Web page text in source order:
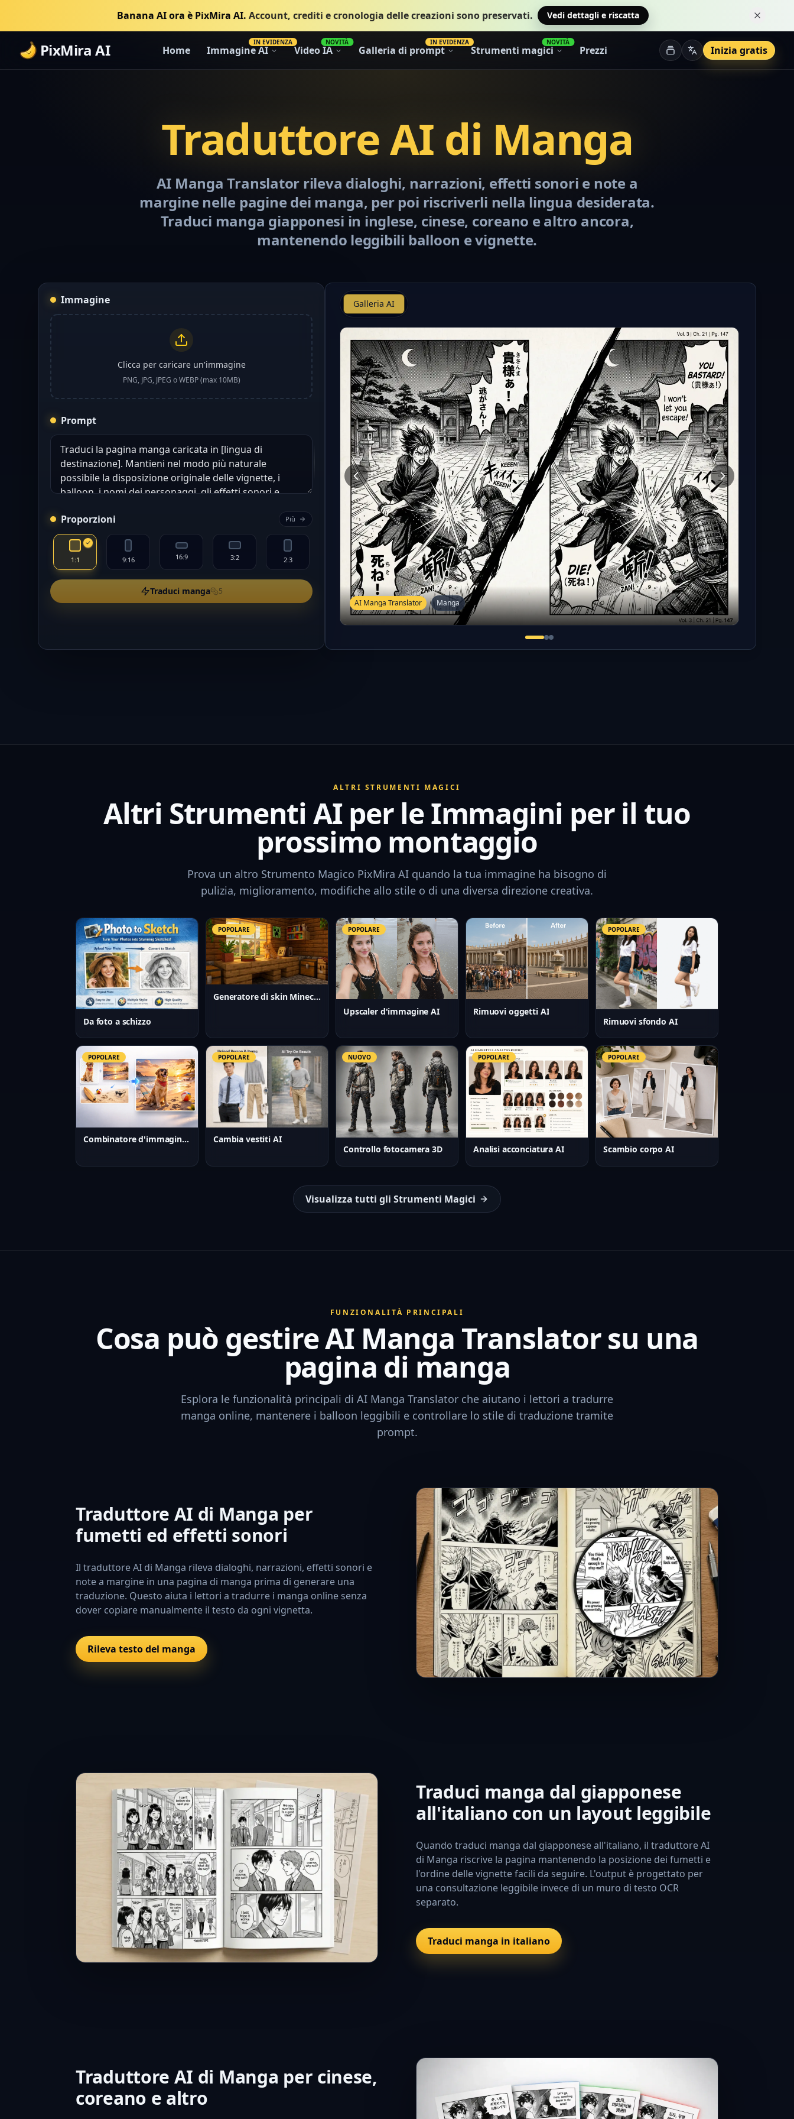
Banana AI ora è PixMira AI. Account, crediti e cronologia delle creazioni sono preservati. Vedi dettagli e riscatta Chiudi
PixMira AI Home Immagine AI
IN EVIDENZA
Video IA
NOVITÀ
Galleria di prompt
IN EVIDENZA
Strumenti magici
NOVITÀ
Prezzi Inizia gratis
Traduttore AI di Manga
AI Manga Translator rileva dialoghi, narrazioni, effetti sonori e note a
margine nelle pagine dei manga, per poi riscriverli nella lingua desiderata.
Traduci manga giapponesi in inglese, cinese, coreano e altro ancora,
mantenendo leggibili balloon e vignette.
Immagine
Clicca per caricare un'immagine
PNG, JPG, JPEG o WEBP (max 10MB)
Prompt
Proporzioni Più
1:1 9:16 16:9 3:2 2:3
Traduci manga 5
Galleria AI
AI Manga Translator Manga
ALTRI STRUMENTI MAGICI
Altri Strumenti AI per le Immagini per il tuo
prossimo montaggio
Prova un altro Strumento Magico PixMira AI quando la tua immagine ha bisogno di
pulizia, miglioramento, modifiche allo stile o di una diversa direzione creativa.
Da foto a schizzo
POPOLARE
Generatore di skin Minecraft AI
POPOLARE
Upscaler d'immagine AI Rimuovi oggetti AI
POPOLARE
Rimuovi sfondo AI
POPOLARE
Combinatore d'immagini AI
POPOLARE
Cambia vestiti AI
NUOVO
Controllo fotocamera 3D
POPOLARE
Analisi acconciatura AI
POPOLARE
Scambio corpo AI
Visualizza tutti gli Strumenti Magici
FUNZIONALITÀ PRINCIPALI
Cosa può gestire AI Manga Translator su una
pagina di manga
Esplora le funzionalità principali di AI Manga Translator che aiutano i lettori a tradurre
manga online, mantenere i balloon leggibili e controllare lo stile di traduzione tramite
prompt.
Traduttore AI di Manga per
fumetti ed effetti sonori
Il traduttore AI di Manga rileva dialoghi, narrazioni, effetti sonori e
note a margine in una pagina di manga prima di generare una
traduzione. Questo aiuta i lettori a tradurre i manga online senza
dover copiare manualmente il testo da ogni vignetta.
Rileva testo del manga
Traduci manga dal giapponese
all'italiano con un layout leggibile
Quando traduci manga dal giapponese all'italiano, il traduttore AI
di Manga riscrive la pagina mantenendo la posizione dei fumetti e
l'ordine delle vignette facili da seguire. L'output è progettato per
una consultazione leggibile invece di un muro di testo OCR
separato.
Traduci manga in italiano
Traduttore AI di Manga per cinese,
coreano e altro